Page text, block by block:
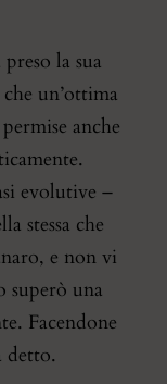
la sua
un’ottima
anche
evolutive –
stessa che
e non vi
superò una
Facendone
detto.